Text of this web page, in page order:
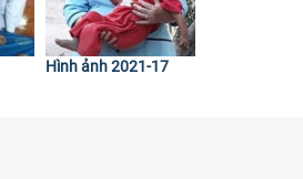
Hình ảnh 2021-17